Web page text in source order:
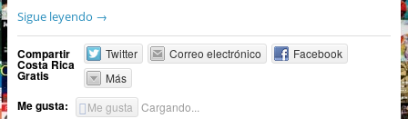
Sigue leyendo →
Compartir
Costa Rica
Gratis
Twitter Correo electrónico
Facebook
Más
Me gusta: Me gusta Cargando...